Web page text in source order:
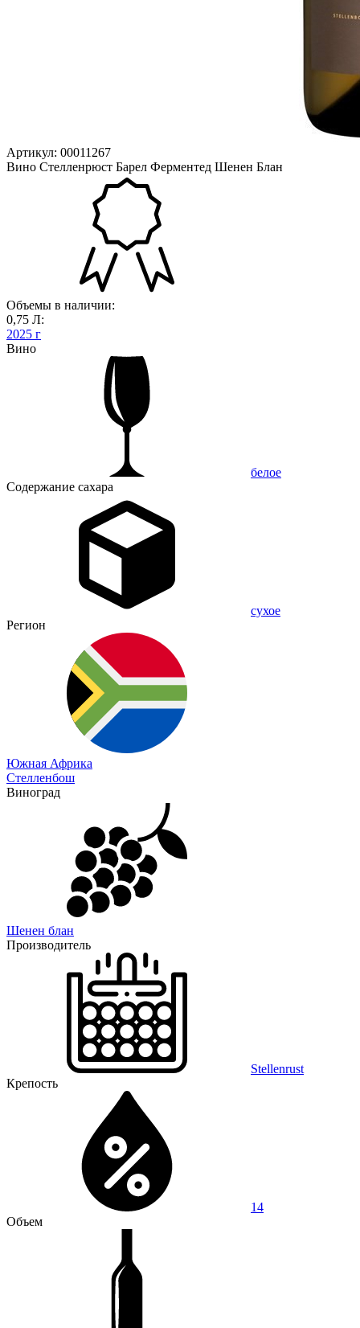
Артикул: 00011267
Вино Стелленрюст Барел Ферментед Шенен Блан
Объемы в наличии:
0,75 Л:
2025 г
Вино
белое
Содержание сахара
сухое
Регион
Южная Африка
Стелленбош
Виноград
Шенен блан
Производитель
Stellenrust
Крепость
14
Объем